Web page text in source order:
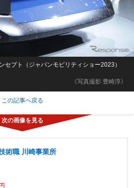
《写真撮影 豊崎淳》
セプト（ジャパンモビリティショー2023）
この記事へ戻る
術職 川崎事業所